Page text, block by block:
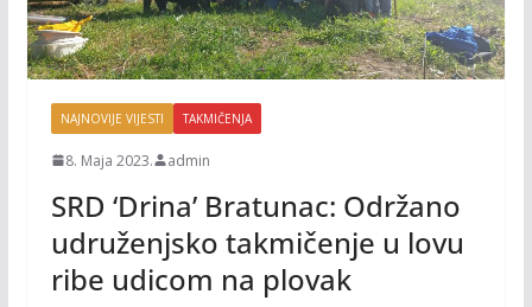
NAJNOVIJE VIJESTI TAKMIČENJA
8. Maja 2023. admin
SRD ‘Drina’ Bratunac: Održano
udruženjsko takmičenje u lovu
ribe udicom na plovak